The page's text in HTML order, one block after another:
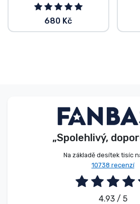
680 Kč
„Spolehlivý,
Na základě desítek tisíc
10738 recenzí
4.93 / 5